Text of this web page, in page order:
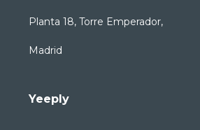
Planta 18, Torre Emperador,
Madrid
Yeeply